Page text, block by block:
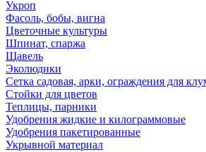
Укроп
Фасоль, бобы, вигна
Цветочные культуры
Шпинат, спаржа
Щавель
Эколюдики
Сетка садовая, арки, ограждения для
Стойки для цветов
Теплицы, парники
Удобрения жидкие и килограммовые
Удобрения пакетированные
Укрывной материал